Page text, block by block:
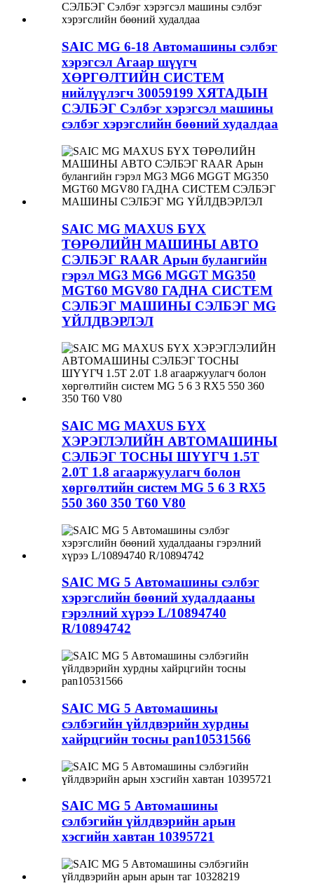
SAIC MG 6-18 Автомашины сэлбэг
хэрэгсэл Агаар шүүгч
ХӨРГӨЛТИЙН СИСТЕМ
нийлүүлэгч 30059199 ХЯТАДЫН
СЭЛБЭГ Сэлбэг хэрэгсэл машины
сэлбэг хэрэгслийн бөөний худалдаа
SAIC MG MAXUS БҮХ
ТӨРӨЛИЙН МАШИНЫ АВТО
СЭЛБЭГ RAAR Арын булангийн
гэрэл MG3 MG6 MGGT MG350
MGT60 MGV80 ГАДНА СИСТЕМ
СЭЛБЭГ МАШИНЫ СЭЛБЭГ MG
ҮЙЛДВЭРЛЭЛ
SAIC MG MAXUS БҮХ
ХЭРЭГЛЭЛИЙН АВТОМАШИНЫ
СЭЛБЭГ ТОСНЫ ШҮҮГЧ 1.5T
2.0T 1.8 агааржуулагч болон
хөргөлтийн систем MG 5 6 3 RX5
550 360 350 T60 V80
SAIC MG 5 Автомашины сэлбэг
хэрэгслийн бөөний худалдааны
гэрэлний хүрээ L/10894740
R/10894742
SAIC MG 5 Автомашины
сэлбэгийн үйлдвэрийн хурдны
хайрцгийн тосны pan10531566
SAIC MG 5 Автомашины
сэлбэгийн үйлдвэрийн арын
хэсгийн хавтан 10395721